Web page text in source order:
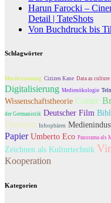
Harun Farocki –
Detail | TateShots
Von Buchdruck bis
Schlagwörter
Musikstreaming Cizizen Kane Data as culture
Digitalisierung Medienökologie
Wissenschaftstheorie Comic
der Germanistik Deutscher Film
Postman Infosphären
Papier Umberto Eco Panorama als
Zeichnen als Kulturtechnik
Kooperation
Kategorien